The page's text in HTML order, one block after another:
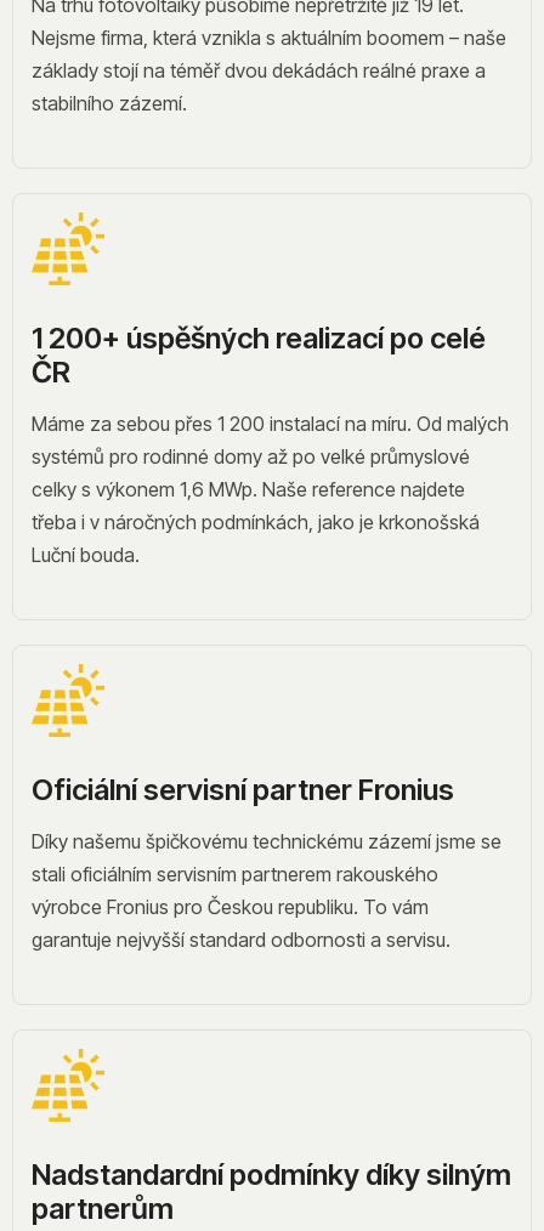
Na trhu fotovoltaiky působíme nepřetržitě již 19 let.
Nejsme firma, která vznikla s aktuálním boomem – naše
základy stojí na téměř dvou dekádách reálné praxe a
stabilního zázemí.
1 200+ úspěšných realizací po celé
ČR
Máme za sebou přes 1 200 instalací na míru. Od malých
systémů pro rodinné domy až po velké průmyslové
celky s výkonem 1,6 MWp. Naše reference najdete
třeba i v náročných podmínkách, jako je krkonošská
Luční bouda.
Oficiální servisní partner Fronius
Díky našemu špičkovému technickému zázemí jsme se
stali oficiálním servisním partnerem rakouského
výrobce Fronius pro Českou republiku. To vám
garantuje nejvyšší standard odbornosti a servisu.
Nadstandardní podmínky díky silným
partnerům